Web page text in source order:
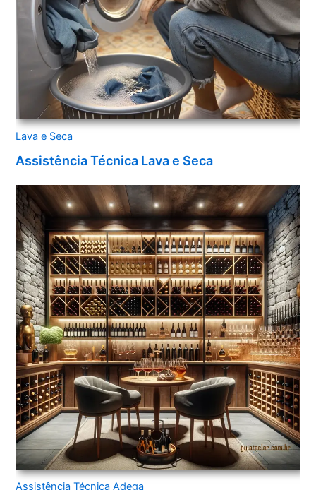
Lava e Seca
Assistência Técnica Lava e Seca
Assistência Técnica Adega